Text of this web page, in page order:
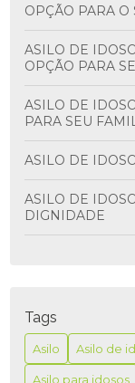
OPÇÃO PARA O
ASILO DE IDOSOS: COMO ESCOLHER A MELHOR
OPÇÃO PARA
ASILO DE IDOSOS: COMO ESCOLHER O MELHOR
PARA SEU
ASILO DE
ASILO DE IDOSOS: CUIDANDO COM AMOR E
DIGNIDADE
ASILO PARA IDOSO É MELHOR PARA GARANTIR
CONFORTO E
Tags
Asilo Asilo de
Asilo para idosos